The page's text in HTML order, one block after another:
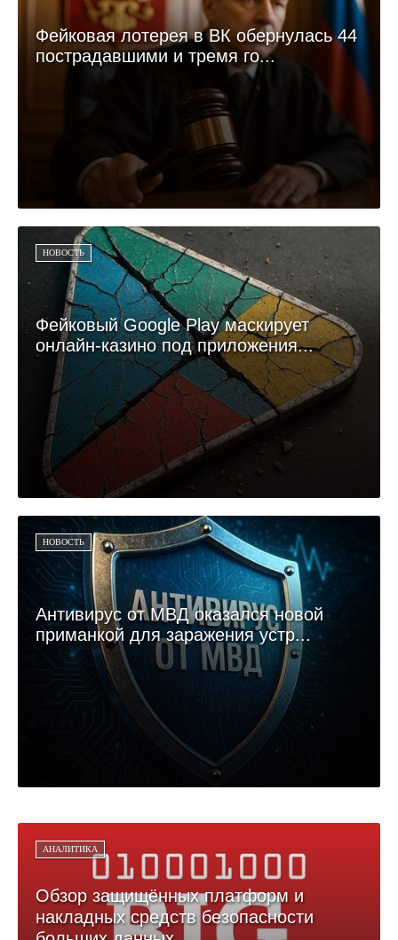
Фейковая лотерея в ВК обернулась 44
пострадавшими и тремя го...
НОВОСТЬ
Фейковый Google Play маскирует
онлайн-казино под приложения...
НОВОСТЬ
Антивирус от МВД оказался новой
приманкой для заражения устр...
АНАЛИТИКА
Обзор защищённых платформ и
накладных средств безопасности